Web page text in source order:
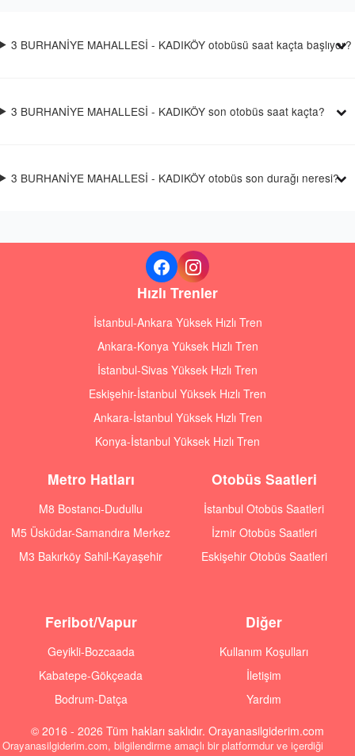
3 BURHANİYE MAHALLESİ - KADIKÖY otobüsü saat kaçta başlıyor?
3 BURHANİYE MAHALLESİ - KADIKÖY son otobüs saat kaçta?
3 BURHANİYE MAHALLESİ - KADIKÖY otobüs son durağı neresi?
Hızlı Trenler
İstanbul-Ankara Yüksek Hızlı Tren
Ankara-Konya Yüksek Hızlı Tren
İstanbul-Sivas Yüksek Hızlı Tren
Eskişehir-İstanbul Yüksek Hızlı Tren
Ankara-İstanbul Yüksek Hızlı Tren
Konya-İstanbul Yüksek Hızlı Tren
Metro Hatları
M8 Bostancı-Dudullu
M5 Üsküdar-Samandıra Merkez
M3 Bakırköy Sahil-Kayaşehir
Otobüs Saatleri
İstanbul Otobüs Saatleri
İzmir Otobüs Saatleri
Eskişehir Otobüs Saatleri
Feribot/Vapur
Geyikli-Bozcaada
Kabatepe-Gökçeada
Bodrum-Datça
Diğer
Kullanım Koşulları
İletişim
Yardım
© 2016 - 2026 Tüm hakları saklıdır. Orayanasilgiderim.com
Orayanasilgiderim.com, bilgilendirme amaçlı bir platformdur ve içerdiği